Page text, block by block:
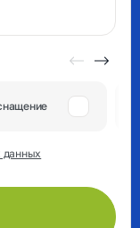
данных